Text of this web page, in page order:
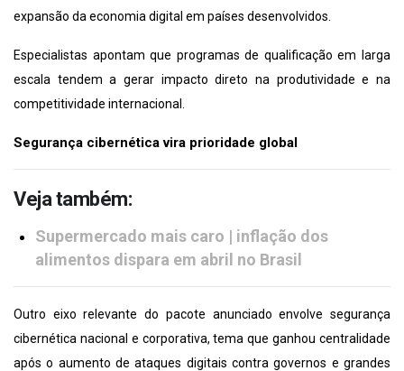
expansão da economia digital em países desenvolvidos.
Especialistas apontam que programas de qualificação em larga
escala tendem a gerar impacto direto na produtividade e na
competitividade internacional.
Segurança cibernética vira prioridade global
Veja também:
Supermercado mais caro | inflação dos
alimentos dispara em abril no Brasil
Outro eixo relevante do pacote anunciado envolve segurança
cibernética nacional e corporativa, tema que ganhou centralidade
após o aumento de ataques digitais contra governos e grandes